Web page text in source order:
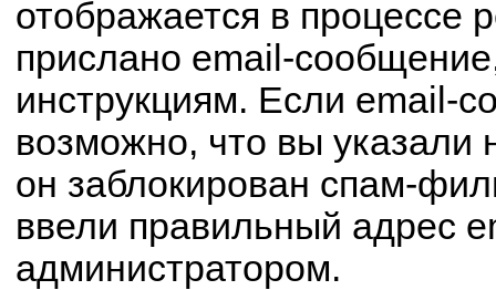
отображается в процессе
прислано email-
инструкциям. Если email-
возможно, что вы
он заблокирован спам-
ввели правильный адрес
администратором.